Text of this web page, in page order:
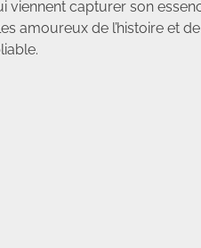
viennent capturer son
amoureux de l’histoire et